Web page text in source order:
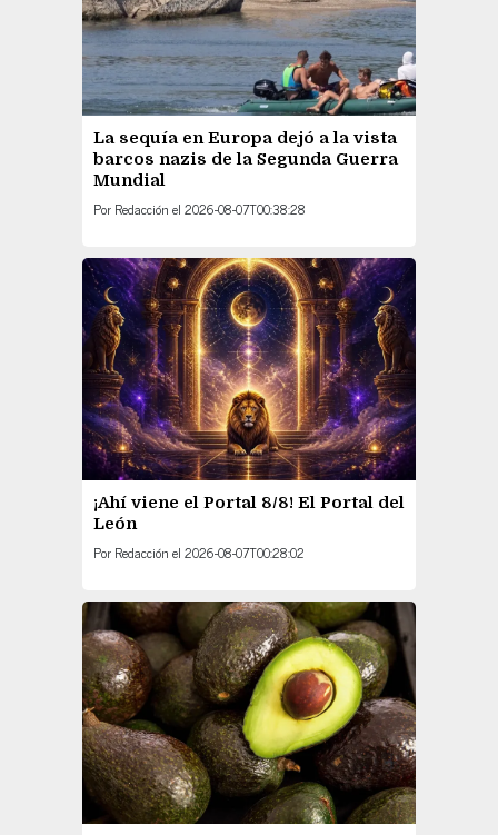
La sequía en Europa dejó a la vista
barcos nazis de la Segunda Guerra
Mundial
Por Redacción el 2026-08-07T00:38:28
¡Ahí viene el Portal 8/8! El Portal del
León
Por Redacción el 2026-08-07T00:28:02